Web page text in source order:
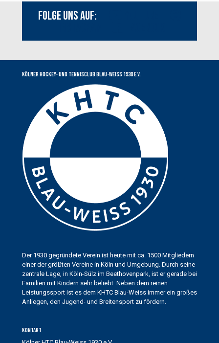
Folge uns auf:
Kölner Hockey- und Tennisclub Blau-Weiss 1930 e.V.
Der 1930 gegründete Verein ist heute mit ca. 1500 Mitgliedern
einer der größten Vereine in Köln und Umgebung. Durch seine
zentrale Lage, in Köln-Sülz im Beethovenpark, ist er gerade bei
Familien mit Kindern sehr beliebt. Neben dem reinen
Leistungssport ist es dem KHTC Blau-Weiss immer ein großes
Anliegen, den Jugend- und Breitensport zu fördern.
Kontakt